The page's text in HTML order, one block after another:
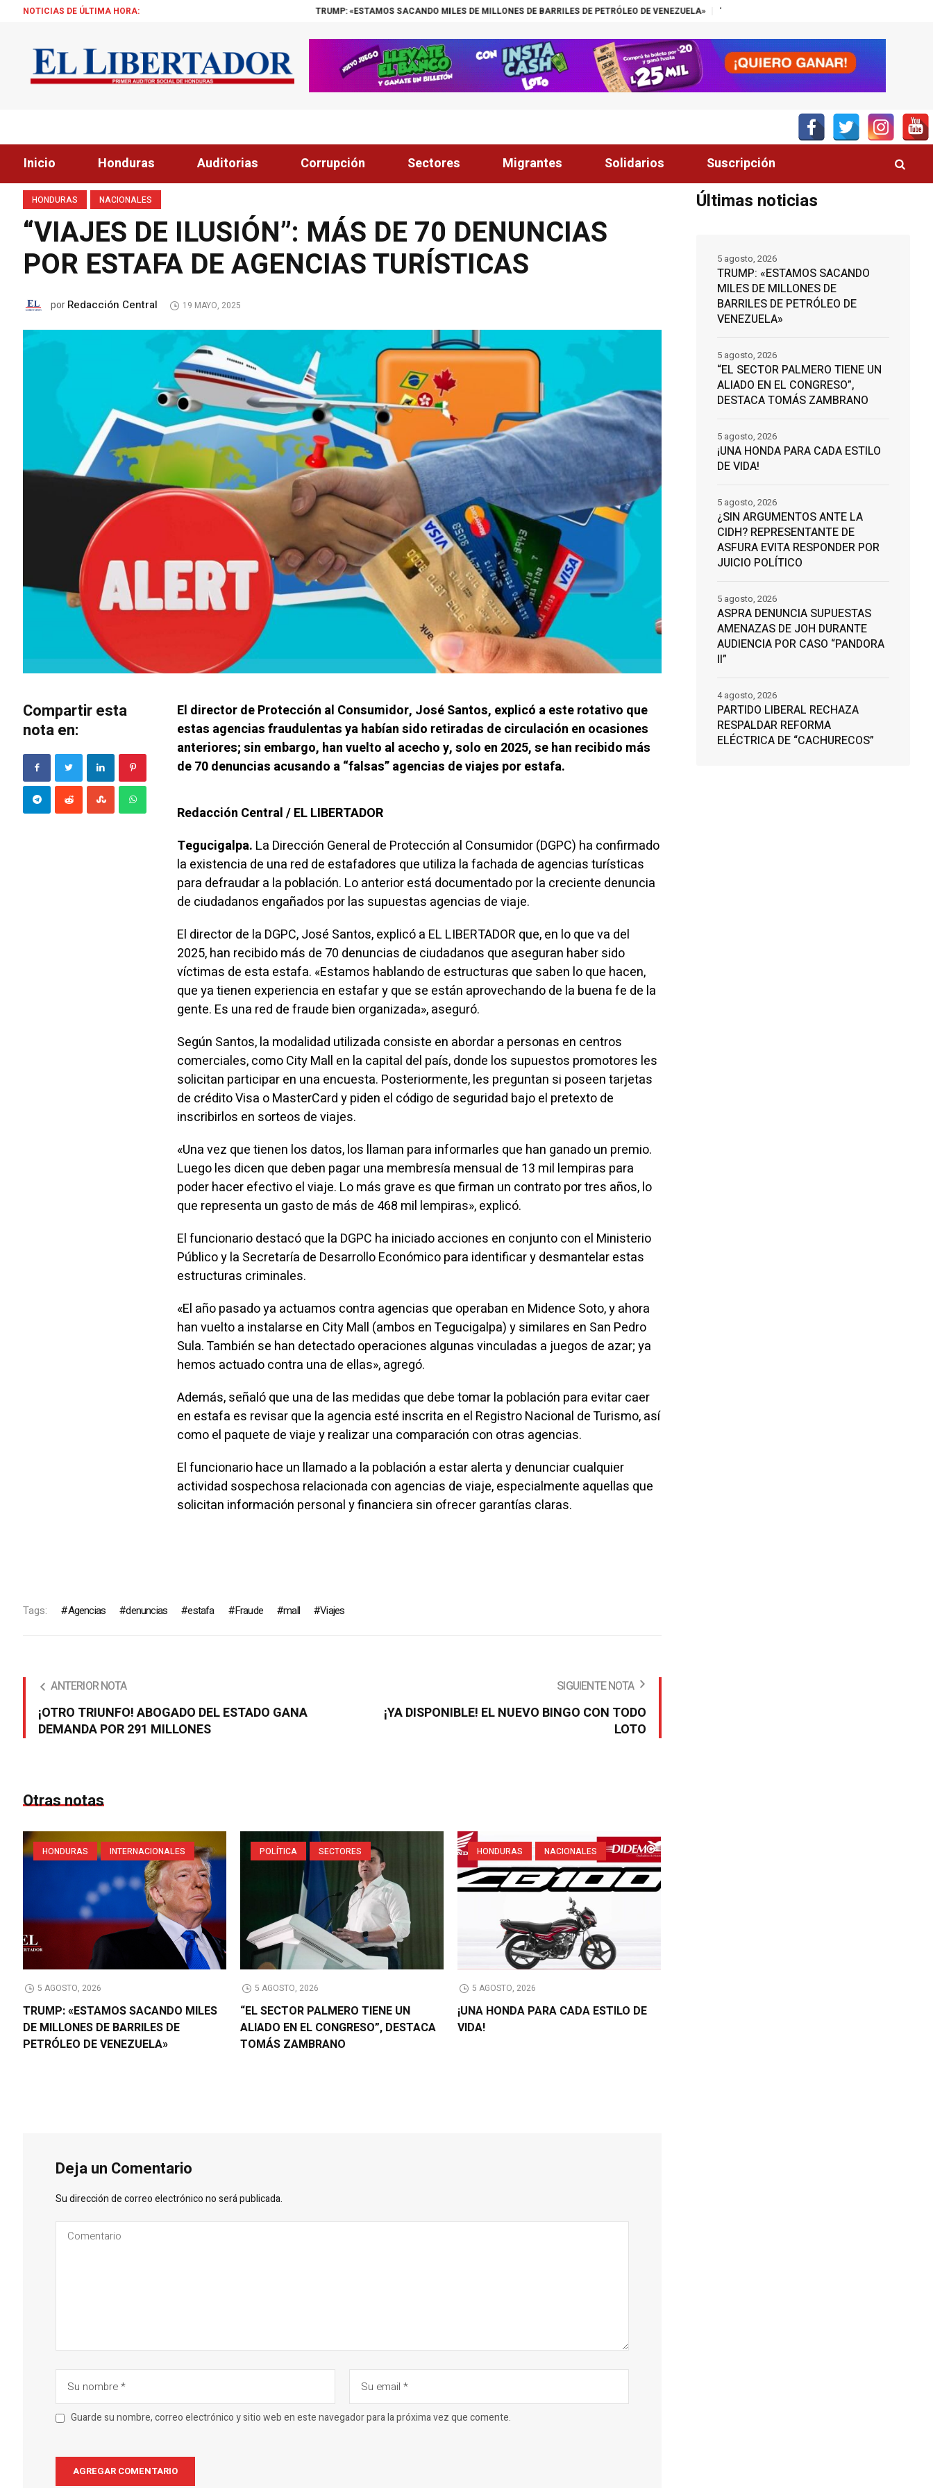
NOTICIAS DE ÚLTIMA HORA: TRUMP: «ESTAMOS SACANDO MILES DE MILLONES DE BARRILES DE PETRÓLEO DE VENEZUELA» “EL SECTOR PALMERO TIENE UN ALIADO EN EL CONGRESO”,
Inicio Honduras Auditorias Corrupción Sectores Migrantes Solidarios Suscripción
HONDURAS NACIONALES
“VIAJES DE ILUSIÓN”: MÁS DE 70 DENUNCIAS
POR ESTAFA DE AGENCIAS TURÍSTICAS
porRedacción Central 19 MAYO, 2025
Compartir esta
nota en:
El director de Protección al Consumidor, José Santos, explicó a este rotativo que
estas agencias fraudulentas ya habían sido retiradas de circulación en ocasiones
anteriores; sin embargo, han vuelto al acecho y, solo en 2025, se han recibido más
de 70 denuncias acusando a “falsas” agencias de viajes por estafa.
Redacción Central / EL LIBERTADOR
Tegucigalpa. La Dirección General de Protección al Consumidor (DGPC) ha confirmado
la existencia de una red de estafadores que utiliza la fachada de agencias turísticas
para defraudar a la población. Lo anterior está documentado por la creciente denuncia
de ciudadanos engañados por las supuestas agencias de viaje.
El director de la DGPC, José Santos, explicó a EL LIBERTADOR que, en lo que va del
2025, han recibido más de 70 denuncias de ciudadanos que aseguran haber sido
víctimas de esta estafa. «Estamos hablando de estructuras que saben lo que hacen,
que ya tienen experiencia en estafar y que se están aprovechando de la buena fe de la
gente. Es una red de fraude bien organizada», aseguró.
Según Santos, la modalidad utilizada consiste en abordar a personas en centros
comerciales, como City Mall en la capital del país, donde los supuestos promotores les
solicitan participar en una encuesta. Posteriormente, les preguntan si poseen tarjetas
de crédito Visa o MasterCard y piden el código de seguridad bajo el pretexto de
inscribirlos en sorteos de viajes.
«Una vez que tienen los datos, los llaman para informarles que han ganado un premio.
Luego les dicen que deben pagar una membresía mensual de 13 mil lempiras para
poder hacer efectivo el viaje. Lo más grave es que firman un contrato por tres años, lo
que representa un gasto de más de 468 mil lempiras», explicó.
El funcionario destacó que la DGPC ha iniciado acciones en conjunto con el Ministerio
Público y la Secretaría de Desarrollo Económico para identificar y desmantelar estas
estructuras criminales.
«El año pasado ya actuamos contra agencias que operaban en Midence Soto, y ahora
han vuelto a instalarse en City Mall (ambos en Tegucigalpa) y similares en San Pedro
Sula. También se han detectado operaciones algunas vinculadas a juegos de azar; ya
hemos actuado contra una de ellas», agregó.
Además, señaló que una de las medidas que debe tomar la población para evitar caer
en estafa es revisar que la agencia esté inscrita en el Registro Nacional de Turismo, así
como el paquete de viaje y realizar una comparación con otras agencias.
El funcionario hace un llamado a la población a estar alerta y denunciar cualquier
actividad sospechosa relacionada con agencias de viaje, especialmente aquellas que
solicitan información personal y financiera sin ofrecer garantías claras.
Tags: Agencias denuncias estafa Fraude mall Viajes
ANTERIOR NOTA
¡OTRO TRIUNFO! ABOGADO DEL ESTADO GANA
DEMANDA POR 291 MILLONES
SIGUIENTE NOTA
¡YA DISPONIBLE! EL NUEVO BINGO CON TODO
LOTO
Otras notas
HONDURAS INTERNACIONALES
5 AGOSTO, 2026
TRUMP: «ESTAMOS SACANDO MILES
DE MILLONES DE BARRILES DE
PETRÓLEO DE VENEZUELA»
POLÍTICA SECTORES
5 AGOSTO, 2026
“EL SECTOR PALMERO TIENE UN
ALIADO EN EL CONGRESO”, DESTACA
TOMÁS ZAMBRANO
HONDURAS NACIONALES
5 AGOSTO, 2026
¡UNA HONDA PARA CADA ESTILO DE
VIDA!
Deja un Comentario
Su dirección de correo electrónico no será publicada.
Guarde su nombre, correo electrónico y sitio web en este navegador para la próxima vez que comente.
Últimas noticias
TRUMP: «ESTAMOS SACANDO
MILES DE MILLONES DE
BARRILES DE PETRÓLEO DE
VENEZUELA»
5 agosto, 2026
“EL SECTOR PALMERO TIENE UN
ALIADO EN EL CONGRESO”,
DESTACA TOMÁS ZAMBRANO
5 agosto, 2026
¡UNA HONDA PARA CADA ESTILO
DE VIDA!
5 agosto, 2026
¿SIN ARGUMENTOS ANTE LA
CIDH? REPRESENTANTE DE
ASFURA EVITA RESPONDER POR
JUICIO POLÍTICO
5 agosto, 2026
ASPRA DENUNCIA SUPUESTAS
AMENAZAS DE JOH DURANTE
AUDIENCIA POR CASO “PANDORA
II”
5 agosto, 2026
PARTIDO LIBERAL RECHAZA
RESPALDAR REFORMA
ELÉCTRICA DE “CACHURECOS”
4 agosto, 2026